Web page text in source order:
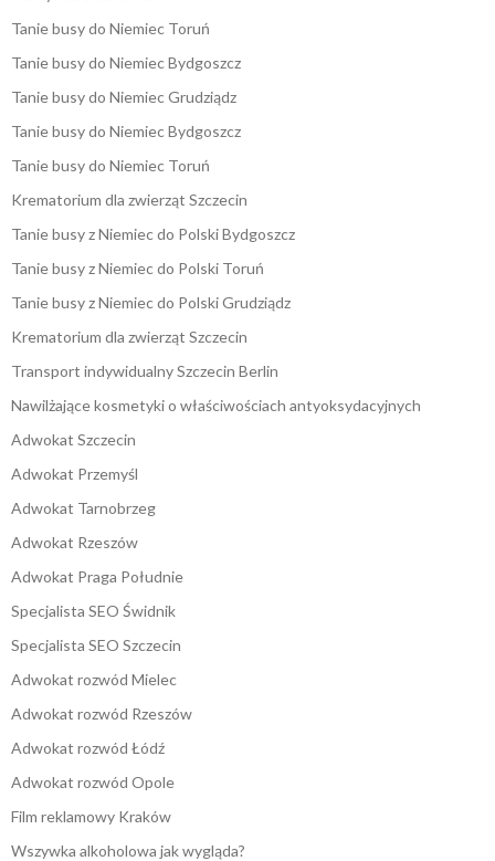
Tanie busy do Niemiec Toruń
Tanie busy do Niemiec Bydgoszcz
Tanie busy do Niemiec Grudziądz
Tanie busy do Niemiec Bydgoszcz
Tanie busy do Niemiec Toruń
Krematorium dla zwierząt Szczecin
Tanie busy z Niemiec do Polski Bydgoszcz
Tanie busy z Niemiec do Polski Toruń
Tanie busy z Niemiec do Polski Grudziądz
Krematorium dla zwierząt Szczecin
Transport indywidualny Szczecin Berlin
Nawilżające kosmetyki o właściwościach antyoksydacyjnych
Adwokat Szczecin
Adwokat Przemyśl
Adwokat Tarnobrzeg
Adwokat Rzeszów
Adwokat Praga Południe
Specjalista SEO Świdnik
Specjalista SEO Szczecin
Adwokat rozwód Mielec
Adwokat rozwód Rzeszów
Adwokat rozwód Łódź
Adwokat rozwód Opole
Film reklamowy Kraków
Wszywka alkoholowa jak wygląda?